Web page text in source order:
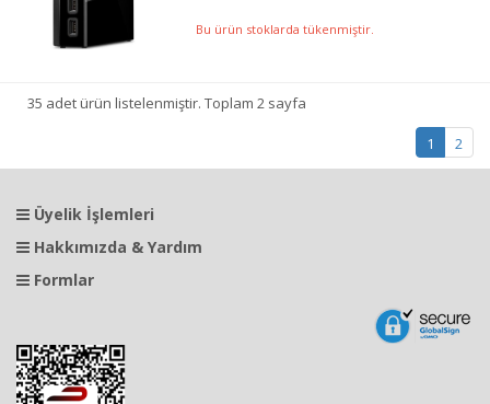
Bu ürün stoklarda tükenmiştir.
35 adet ürün listelenmiştir. Toplam 2 sayfa
1 2
Üyelik İşlemleri
Hakkımızda & Yardım
Formlar